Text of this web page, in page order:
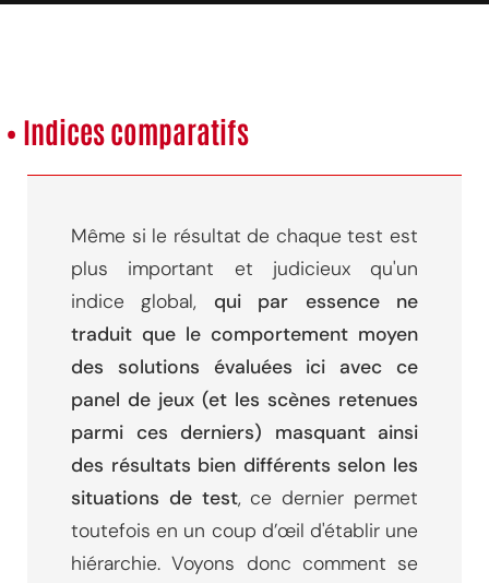
• Indices comparatifs
Même si le résultat de chaque test est
plus important et judicieux qu'un
indice global, qui par essence ne
traduit que le comportement moyen
des solutions évaluées ici avec ce
panel de jeux (et les scènes retenues
parmi ces derniers) masquant ainsi
des résultats bien différents selon les
situations de test, ce dernier permet
toutefois en un coup d’œil d'établir une
hiérarchie. Voyons donc comment se